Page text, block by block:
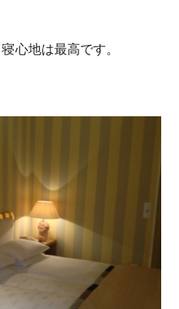
心地は最高です。